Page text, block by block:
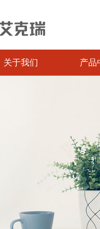
关于我们 产品